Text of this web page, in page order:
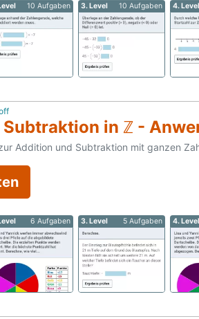
10 Aufgaben 3. Level 10 Aufgaben 4. Level
in ℤ -
Addition und Subtraktion mit ganzen
6 Aufgaben 3. Level 5 Aufgaben 4. Level